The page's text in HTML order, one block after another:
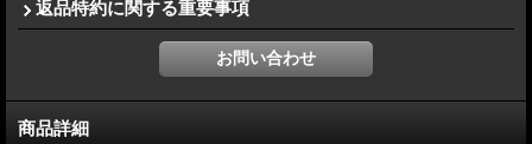
返品特約に関する重要事項
商品詳細